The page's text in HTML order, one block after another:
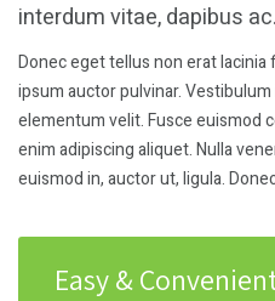
interdum vitae, dapibus ac.
Donec eget tellus non erat
ipsum auctor pulvinar.
elementum velit. Fusce euismod
enim adipiscing aliquet. Nulla
euismod in, auctor ut, ligula.
Easy &